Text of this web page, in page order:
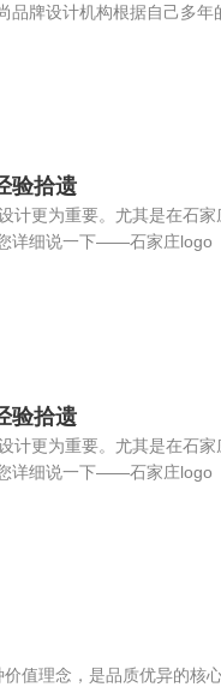
品牌设计机构根据自己多年
验拾遗
计更为重要。尤其是在石
详细说一下——石家庄logo
验拾遗
计更为重要。尤其是在石
详细说一下——石家庄logo
值理念，是品质优异的核